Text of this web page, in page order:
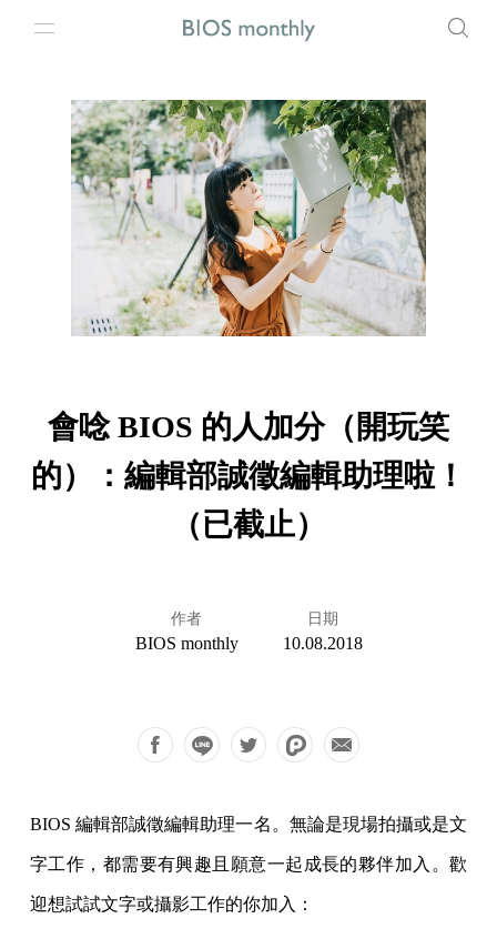
會唸 BIOS 的人加分（開玩笑
的）：編輯部誠徵編輯助理啦！
（已截止）
作者
BIOS monthly
日期
10.08.2018
BIOS 編輯部誠徵編輯助理一名。無論是現場拍攝或是文
字工作，都需要有興趣且願意一起成長的夥伴加入。歡
迎想試試文字或攝影工作的你加入：